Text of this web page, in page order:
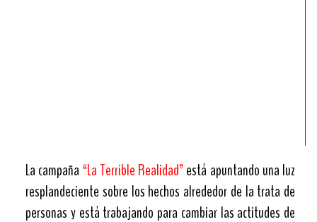
La campaña “La Terrible Realidad” está apuntando una luz
resplandeciente sobre los hechos alrededor de la trata de
personas y está trabajando para cambiar las actitudes de